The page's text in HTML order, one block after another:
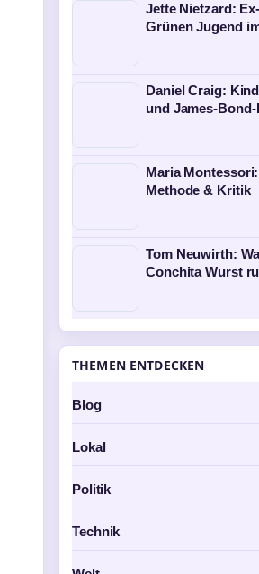
Jette Nietzard:
Grünen Jugend
Daniel Craig:
und James-Bond-
Maria
Methode & Kritik
Tom Neuwirth:
Conchita Wurst
THEMEN ENTDECKEN
Blog
Lokal
Politik
Technik